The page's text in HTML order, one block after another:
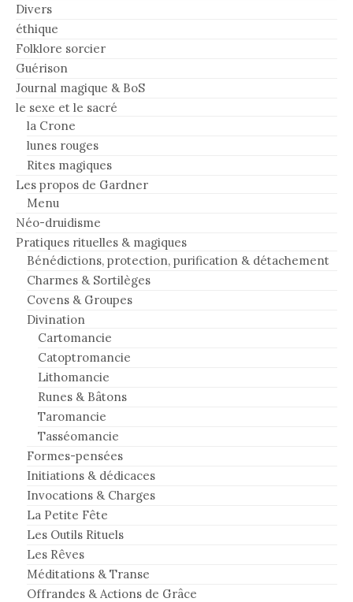
Divers
éthique
Folklore sorcier
Guérison
Journal magique & BoS
le sexe et le sacré
la Crone
lunes rouges
Rites magiques
Les propos de Gardner
Menu
Néo-druidisme
Pratiques rituelles & magiques
Bénédictions, protection, purification & détachement
Charmes & Sortilèges
Covens & Groupes
Divination
Cartomancie
Catoptromancie
Lithomancie
Runes & Bâtons
Taromancie
Tasséomancie
Formes-pensées
Initiations & dédicaces
Invocations & Charges
La Petite Fête
Les Outils Rituels
Les Rêves
Méditations & Transe
Offrandes & Actions de Grâce